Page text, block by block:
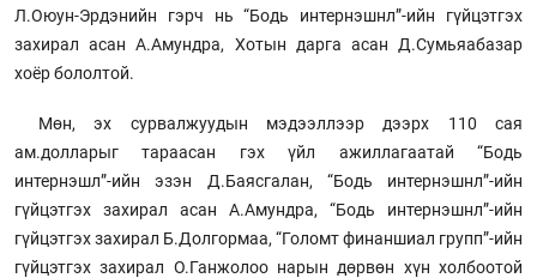
Л.Оюун-Эрдэнийн гэрч нь “Бодь интернэшнл”-ийн гүйцэтгэх
захирал асан А.Амундра, Хотын дарга асан Д.Сумьяабазар
хоёр бололтой.
Мөн, эх сурвалжуудын мэдээллээр дээрх 110 сая
ам.долларыг тараасан гэх үйл ажиллагаатай “Бодь
интернэшл”-ийн эзэн Д.Баясгалан, “Бодь интернэшнл”-ийн
гүйцэтгэх захирал асан А.Амундра, “Бодь интернэшнл”-ийн
гүйцэтгэх захирал Б.Долгормаа, “Голомт финаншиал групп”-ийн
гүйцэтгэх захирал О.Ганжолоо нарын дөрвөн хүн холбоотой